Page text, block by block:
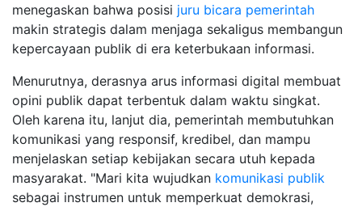
menegaskan bahwa posisi juru bicara pemerintah
makin strategis dalam menjaga sekaligus membangun
kepercayaan publik di era keterbukaan informasi.
Menurutnya, derasnya arus informasi digital membuat
opini publik dapat terbentuk dalam waktu singkat.
Oleh karena itu, lanjut dia, pemerintah membutuhkan
komunikasi yang responsif, kredibel, dan mampu
menjelaskan setiap kebijakan secara utuh kepada
masyarakat. "Mari kita wujudkan komunikasi publik
sebagai instrumen untuk memperkuat demokrasi,